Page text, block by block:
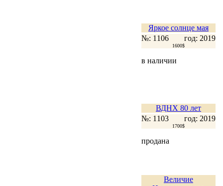
Яркое солнце мая
№: 1106
год: 2019
1600$
в наличии
ВДНХ 80 лет
№: 1103
год: 2019
1700$
продана
Величие